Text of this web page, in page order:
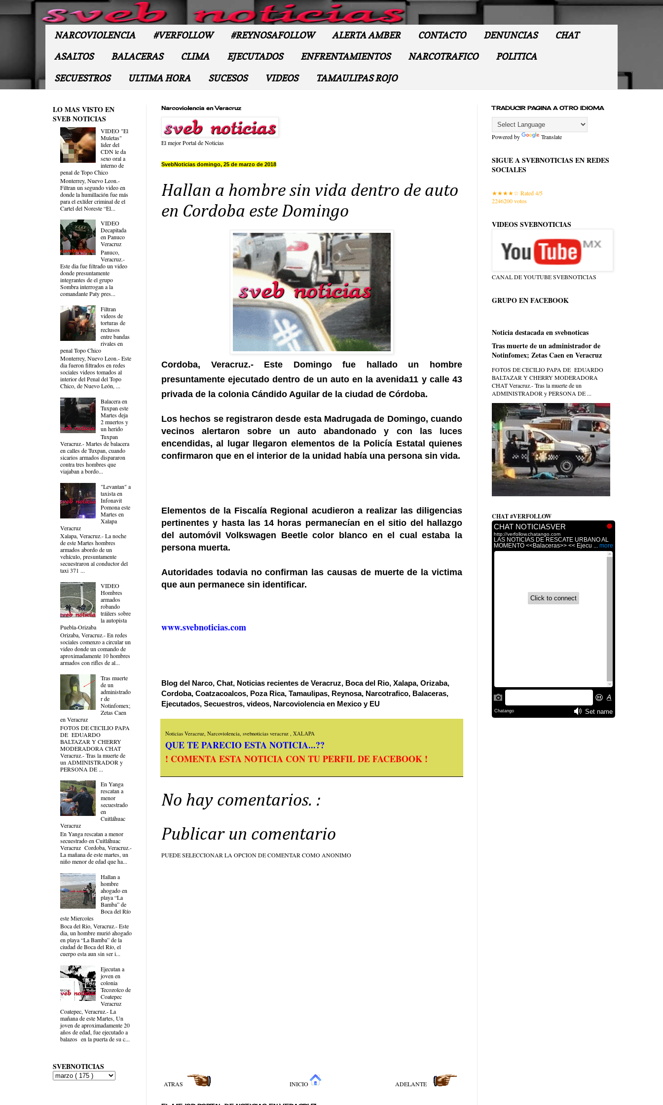
NARCOVIOLENCIA #VERFOLLOW #REYNOSAFOLLOW ALERTA AMBER CONTACTO DENUNCIAS CHAT
ASALTOS BALACERAS CLIMA EJECUTADOS ENFRENTAMIENTOS NARCOTRAFICO POLITICA
SECUESTROS ULTIMA HORA SUCESOS VIDEOS TAMAULIPAS ROJO
Narcoviolencia en Veracruz
El mejor Portal de Noticias
SvebNoticias domingo, 25 de marzo de 2018
Hallan a hombre sin vida dentro de auto
en Cordoba este Domingo
Cordoba, Veracruz.- Este Domingo fue hallado un hombre
presuntamente ejecutado dentro de un auto en la avenida11 y calle 43
privada de la colonia Cándido Aguilar de la ciudad de Córdoba.
Los hechos se registraron desde esta Madrugada de Domingo, cuando
vecinos alertaron sobre un auto abandonado y con las luces
encendidas, al lugar llegaron elementos de la Policía Estatal quienes
confirmaron que en el interior de la unidad había una persona sin vida.
Elementos de la Fiscalía Regional acudieron a realizar las diligencias
pertinentes y hasta las 14 horas permanecían en el sitio del hallazgo
del automóvil Volkswagen Beetle color blanco en el cual estaba la
persona muerta.
Autoridades todavia no confirman las causas de muerte de la victima
que aun permanece sin identificar.
www.svebnoticias.com
Blog del Narco, Chat, Noticias recientes de Veracruz, Boca del Rio, Xalapa, Orizaba,
Cordoba, Coatzacoalcos, Poza Rica, Tamaulipas, Reynosa, Narcotrafico, Balaceras,
Ejecutados, Secuestros, videos, Narcoviolencia en Mexico y EU
Noticias Veracruz, Narcoviolencia, svebnoticias veracruz , XALAPA
QUE TE PARECIO ESTA NOTICIA...??
! COMENTA ESTA NOTICIA CON TU PERFIL DE FACEBOOK !
No hay comentarios. :
Publicar un comentario
PUEDE SELECCIONAR LA OPCION DE COMENTAR COMO ANONIMO
ATRAS ADELANTE
INICIO
LO MAS VISTO EN
SVEB NOTICIAS
VIDEO "El
Muletas"
lider del
CDN le da
sexo oral a
interno de
penal de Topo Chico
Monterrey, Nuevo Leon.-
Filtran un segundo video en
donde la humillación fue más
para el exlíder criminal de el
Cartel del Noreste “El...
VIDEO
Decapitada
en Panuco
Veracruz
Panuco,
Veracruz.-
Este dia fue filtrado un video
donde presuntamente
integrantes de el grupo
Sombra interrogan a la
comandante Paty pres...
Filtran
videos de
torturas de
reclusos
entre bandas
rivales en
penal Topo Chico
Monterrey, Nuevo Leon.- Este
dia fueron filtrados en redes
sociales videos tomados al
interior del Penal del Topo
Chico, de Nuevo León, ...
Balacera en
Tuxpan este
Martes deja
2 muertos y
un herido
Tuxpan
Veracruz.- Martes de balacera
en calles de Tuxpan, cuando
sicarios armados dispararon
contra tres hombres que
viajaban a bordo...
"Levantan" a
taxista en
Infonavit
Pomona este
Martes en
Xalapa
Veracruz
Xalapa, Veracruz.- La noche
de este Martes hombres
armados abordo de un
vehículo, presuntamente
secuestraron al conductor del
taxi 371 ...
VIDEO
Hombres
armados
robando
tráilers sobre
la autopista
Puebla-Orizaba
Orizaba, Veracruz.- En redes
sociales comenzo a circular un
video donde un comando de
aproximadamente 10 hombres
armados con rifles de al...
Tras muerte
de un
administrado
r de
Notinfomex;
Zetas Caen
en Veracruz
FOTOS DE CECILIO PAPA
DE EDUARDO
BALTAZAR Y CHERRY
MODERADORA CHAT
Veracruz.- Tras la muerte de
un ADMINISTRADOR y
PERSONA DE ...
En Yanga
rescatan a
menor
secuestrado
en
Cuitláhuac
Veracruz
En Yanga rescatan a menor
secuestrado en Cuitláhuac
Veracruz Cordoba, Veracruz.-
La mañana de este martes, un
niño menor de edad que ha...
Hallan a
hombre
ahogado en
playa “La
Bamba” de
Boca del Río
este Miercoles
Boca del Rio, Veracruz.- Este
dia, un hombre murió ahogado
en playa “La Bamba” de la
ciudad de Boca del Río, el
cuerpo esta aun sin ser i...
Ejecutan a
joven en
colonia
Tecozolco de
Coatepec
Veracruz
Coatepec, Veracruz.- La
mañana de este Martes, Un
joven de aproximadamente 20
años de edad, fue ejecutado a
balazos en la puerta de su c...
SVEBNOTICIAS
TRADUCIR PAGINA A OTRO IDIOMA
Powered by Translate
SIGUE A SVEBNOTICIAS EN REDES
SOCIALES
Rated 4/5
2246200votos
VIDEOS SVEBNOTICIAS
CANAL DE YOUTUBE SVEBNOTICIAS
GRUPO EN FACEBOOK
Noticia destacada en svebnoticas
Tras muerte de un administrador de
Notinfomex; Zetas Caen en Veracruz
FOTOS DE CECILIO PAPA DE EDUARDO
BALTAZAR Y CHERRY MODERADORA
CHAT Veracruz.- Tras la muerte de un
ADMINISTRADOR y PERSONA DE ...
CHAT #VERFOLLOW